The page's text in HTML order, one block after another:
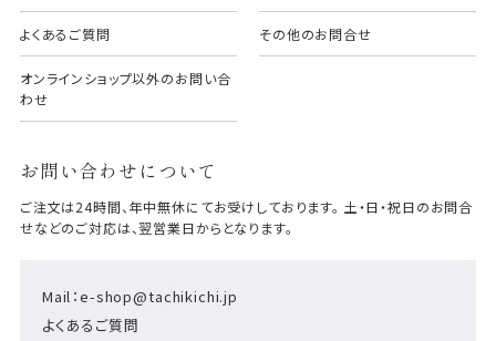
よくあるご質問 その他のお問合せ
オンラインショップ以外のお問い合
わせ
お問い合わせについて
Mail：e-shop@tachikichi.jp
よくあるご質問
ご注文は24時間、年中無休にてお受けしております。 土・日・祝日のお問合
せなどのご対応は、翌営業日からとなります。